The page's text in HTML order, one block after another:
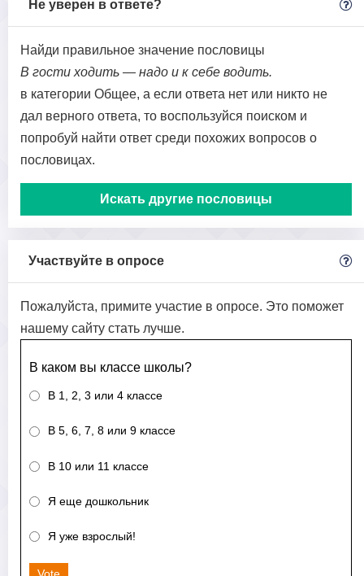
Не уверен в ответе?
Найди правильное значение пословицы
В гости ходить — надо и к себе водить.
в категории Общее, а если ответа нет или никто не
дал верного ответа, то воспользуйся поиском и
попробуй найти ответ среди похожих вопросов о
пословицах.
Искать другие пословицы
Участвуйте в опросе
Пожалуйста, примите участие в опросе. Это поможет
нашему сайту стать лучше.
В каком вы классе школы?
В 1, 2, 3 или 4 классе
В 5, 6, 7, 8 или 9 классе
В 10 или 11 классе
Я еще дошкольник
Я уже взрослый!